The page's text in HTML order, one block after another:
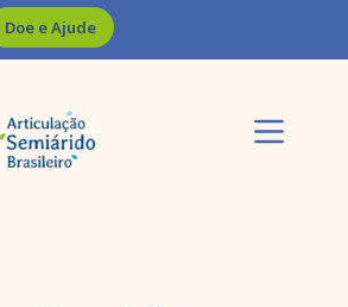
Doe e Ajude